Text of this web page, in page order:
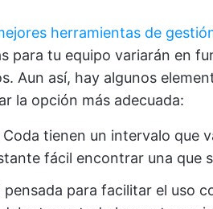
herramientas de
para tu equipo variarán en
Aun así, hay algunos
la opción más adecuada:
Coda tienen un intervalo que
fácil encontrar una que
pensada para facilitar el uso